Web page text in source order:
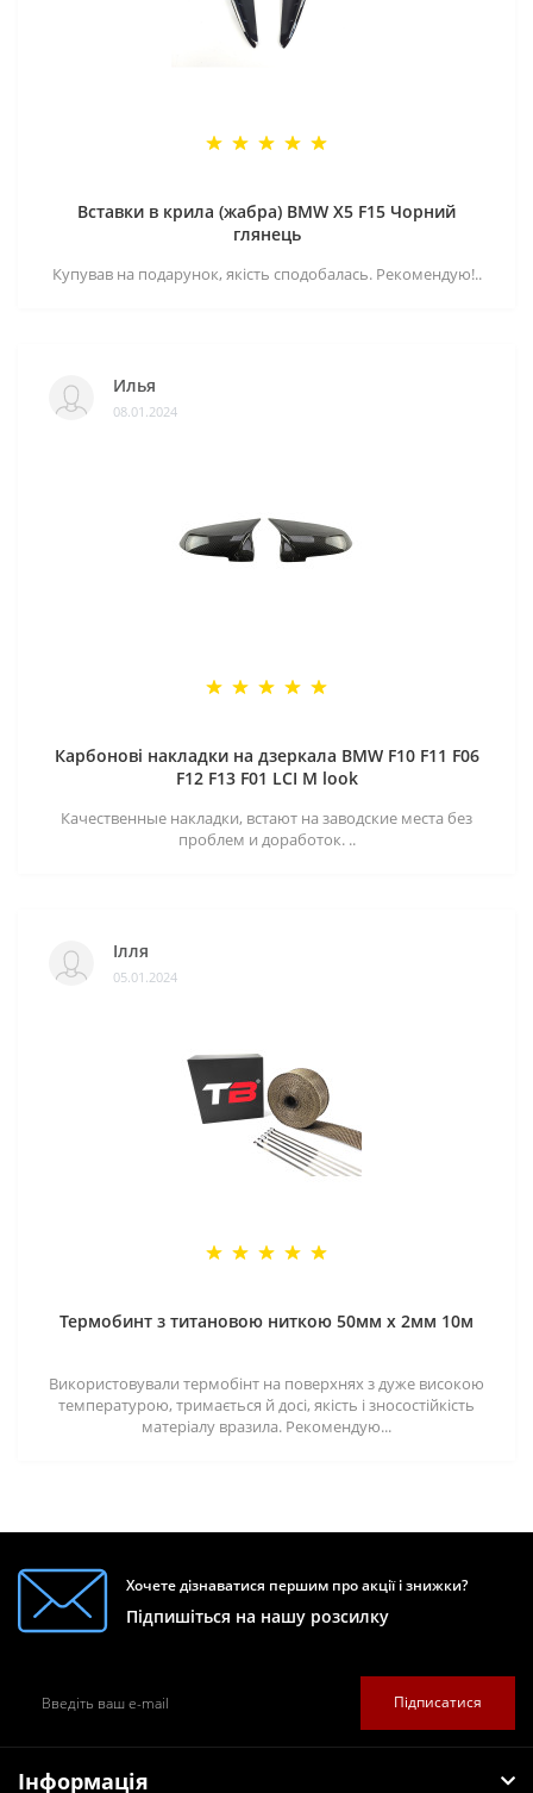
Вставки в крила (жабра) BMW X5 F15 Чорний
глянець
Купував на подарунок, якість сподобалась. Рекомендую!..
Илья
08.01.2024
Карбонові накладки на дзеркала BMW F10 F11 F06
F12 F13 F01 LCI M look
Качественные накладки, встают на заводские места без
проблем и доработок. ..
Ілля
05.01.2024
Термобинт з титановою ниткою 50мм х 2мм 10м
Використовували термобінт на поверхнях з дуже високою
температурою, тримається й досі, якість і зносостійкість
матеріалу вразила. Рекомендую...
Хочете дізнаватися першим про акції і знижки?
Підпишіться на нашу розсилку
Підписатися
Інформація